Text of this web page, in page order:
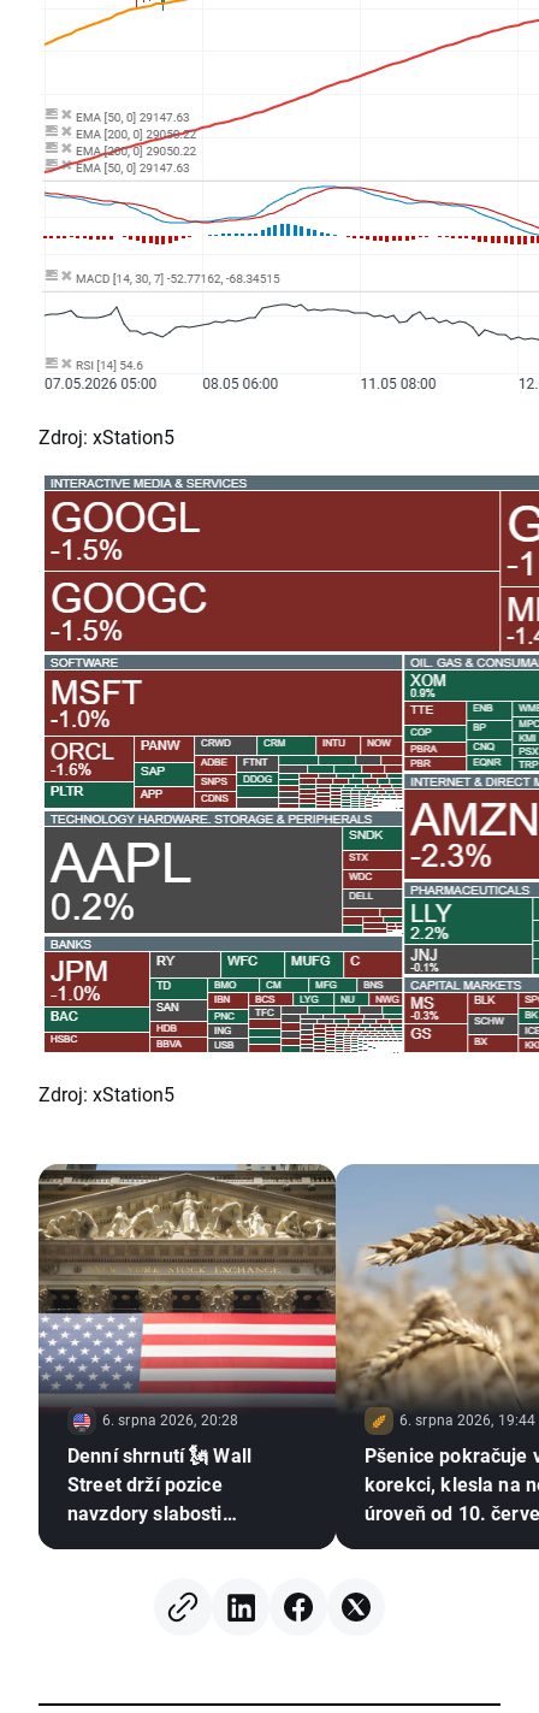
Zdroj: xStation5
Zdroj: xStation5
6. srpna 2026, 20:28
Denní shrnutí 🗽 Wall
Street drží pozice
navzdory slabosti
6. srpna 2026, 19:44
Pšenice pokračuje
korekci, klesla na
úroveň od 10.
pozornosti